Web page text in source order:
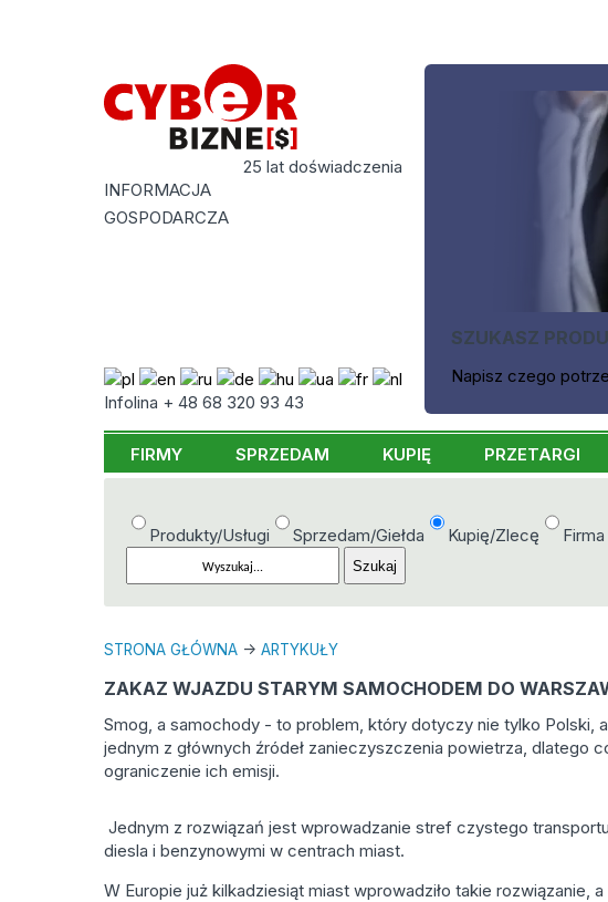
25 lat doświadczenia
INFORMACJA
GOSPODARCZA
Infolina + 48 68 320 93 43
SZUKASZ
Napisz czego
FIRMY SPRZEDAM KUPIĘ PRZETARGI
Produkty/Usługi Sprzedam/Giełda Kupię/Zlecę Firma
STRONA GŁÓWNA ->ARTYKUŁY
ZAKAZ WJAZDU STARYM SAMOCHODEM DO
Smog, a samochody - to problem, który dotyczy nie tylko Polski,
jednym z głównych źródeł zanieczyszczenia powietrza, dlatego
ograniczenie ich emisji.
Jednym z rozwiązań jest wprowadzanie stref czystego
diesla i benzynowymi w centrach miast.
W Europie już kilkadziesiąt miast wprowadziło takie